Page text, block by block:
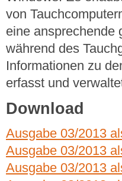
von
eine ansprechende
während des
Informationen zu
erfasst und
Download
Ausgabe 03/2013
Ausgabe 03/2013
Ausgabe 03/2013